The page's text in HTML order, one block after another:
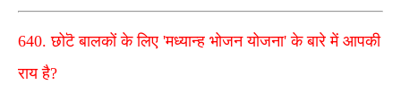
640. छोटॆ बालकों के लिए 'मध्यान्ह भोजन योजना' के बारे में आपकी
राय है?